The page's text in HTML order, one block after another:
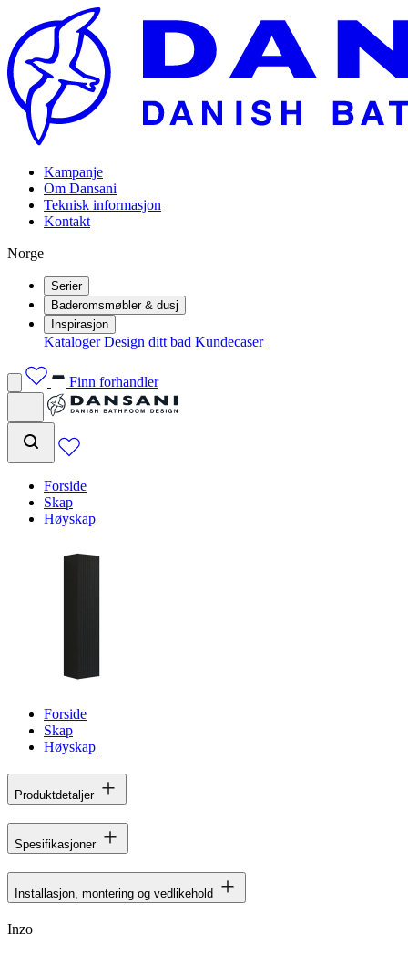
Kampanje
Om Dansani
Teknisk informasjon
Kontakt
Norge
Serier
Baderomsmøbler & dusj
Inspirasjon
Kataloger Design ditt bad Kundecaser
Finn forhandler
Forside
Skap
Høyskap
Forside
Skap
Høyskap
Produktdetaljer
Spesifikasjoner
Installasjon, montering og vedlikehold
Inzo